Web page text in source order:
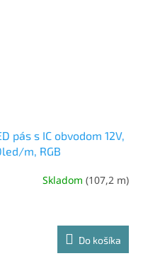
pás s IC obvodom 12V,
m, RGB
Skladom(107,2 m)
Do košíka